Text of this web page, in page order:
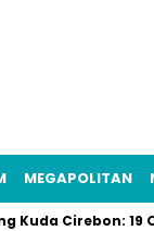
MEGAPOLITAN
Cirebon: 19